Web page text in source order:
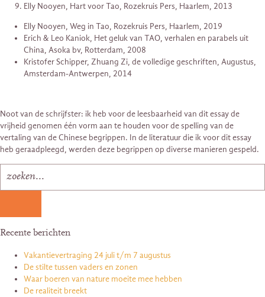
Elly Nooyen, Hart voor Tao, Rozekruis Pers, Haarlem, 2013
Elly Nooyen, Weg in Tao, Rozekruis Pers, Haarlem, 2019
Erich & Leo Kaniok, Het geluk van TAO, verhalen en parabels uit
China, Asoka bv, Rotterdam, 2008
Kristofer Schipper, Zhuang Zi, de volledige geschriften, Augustus,
Amsterdam-Antwerpen, 2014
Noot van de schrijfster: ik heb voor de leesbaarheid van dit essay de
vrijheid genomen één vorm aan te houden voor de spelling van de
vertaling van de Chinese begrippen. In de literatuur die ik voor dit essay
heb geraadpleegd, werden deze begrippen op diverse manieren gespeld.
Recente berichten
Vakantievertraging 24 juli t/m 7 augustus
De stilte tussen vaders en zonen
Waar boeren van nature moeite mee hebben
De realiteit breekt